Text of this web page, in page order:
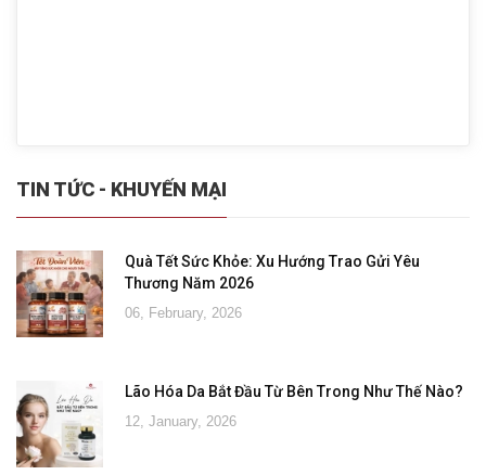
TIN TỨC - KHUYẾN MẠI
Quà Tết Sức Khỏe: Xu Hướng Trao Gửi Yêu
Thương Năm 2026
06, February, 2026
Lão Hóa Da Bắt Đầu Từ Bên Trong Như Thế Nào?
12, January, 2026